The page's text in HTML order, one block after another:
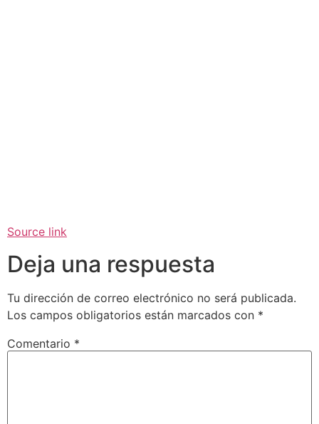
Source link
Deja una respuesta
Tu dirección de correo electrónico no será publicada.
Los campos obligatorios están marcados con *
Comentario *